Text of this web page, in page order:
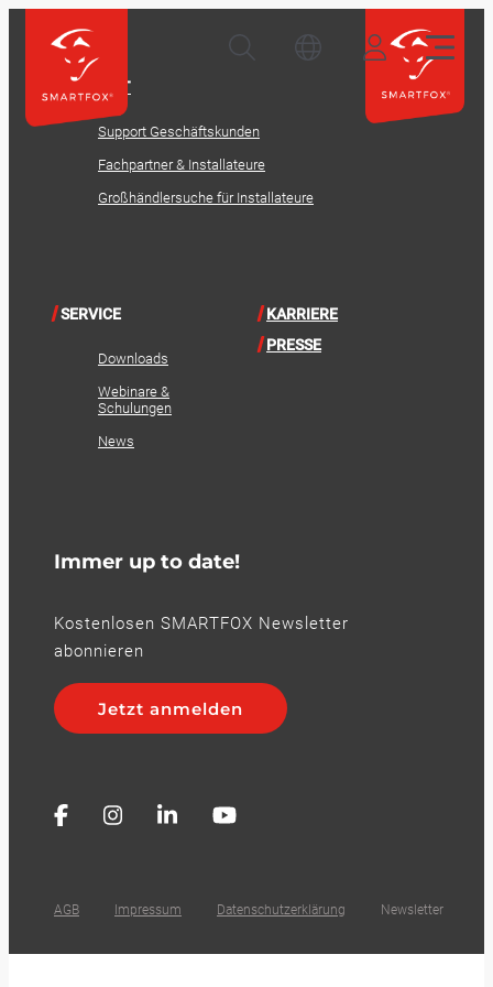
KONTAKT
Support Geschäftskunden
Fachpartner & Installateure
Großhändlersuche für Installateure
SERVICE
Downloads
Webinare &
Schulungen
News
KARRIERE
PRESSE
Immer up to date!
Kostenlosen SMARTFOX Newsletter
abonnieren
Jetzt anmelden
AGB Impressum Datenschutzerklärung Newsletter